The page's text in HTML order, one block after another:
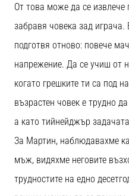
От това може да се извлече
забравя човека зад играча.
подготвя отново: повече
напрежение. Да се учиш от
когато грешките ти са под
възрастен човек е трудно
а като тийнейджър
За Мартин, наблюдавахме
мъж, видяхме неговите
трудностите на едно